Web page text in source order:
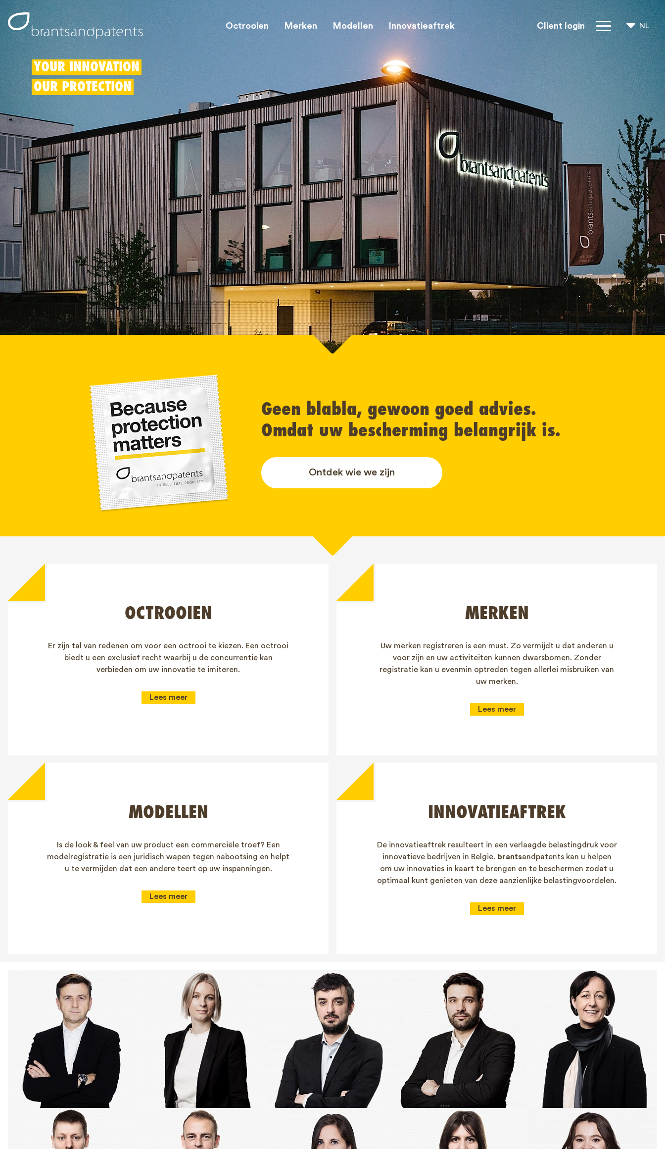
Octrooien Merken Modellen Innovatieaftrek Client login
IP rechten
Over ons
Blogs
Jobs
FAQ
Contact
NL
FR
EN
YOUR INNOVATION
OUR PROTECTION
Geen blabla, gewoon goed advies.
Omdat uw bescherming belangrijk is.
Ontdek wie we zijn
OCTROOIEN
Er zijn tal van redenen om voor een octrooi te kiezen. Een octrooi
biedt u een exclusief recht waarbij u de concurrentie kan
verbieden om uw innovatie te imiteren.
Lees meer
MERKEN
Uw merken registreren is een must. Zo vermijdt u dat anderen u
voor zijn en uw activiteiten kunnen dwarsbomen. Zonder
registratie kan u evenmin optreden tegen allerlei misbruiken van
uw merken.
Lees meer
MODELLEN
Is de look & feel van uw product een commerciële troef? Een
modelregistratie is een juridisch wapen tegen nabootsing en helpt
u te vermijden dat een andere teert op uw inspanningen.
Lees meer
INNOVATIEAFTREK
De innovatieaftrek resulteert in een verlaagde belastingdruk voor
innovatieve bedrijven in België. brantsandpatents kan u helpen
om uw innovaties in kaart te brengen en te beschermen zodat u
optimaal kunt genieten van deze aanzienlijke belastingvoordelen.
Lees meer